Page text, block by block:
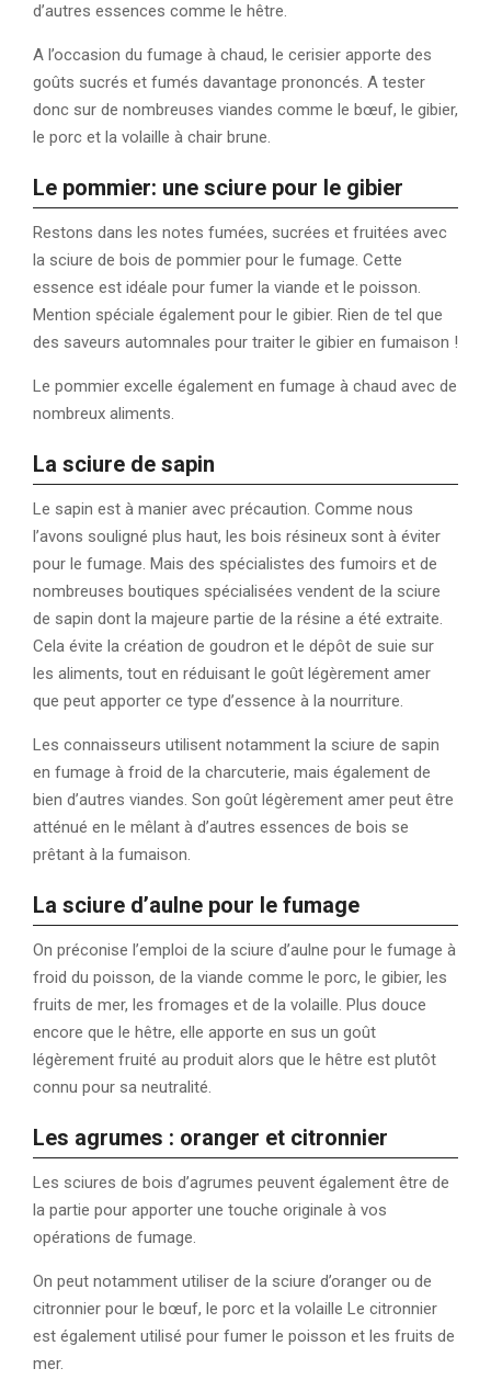
d’autres essences comme le hêtre.
A l’occasion du fumage à chaud, le cerisier apporte des
goûts sucrés et fumés davantage prononcés. A tester
donc sur de nombreuses viandes comme le bœuf, le gibier,
le porc et la volaille à chair brune.
Le pommier: une sciure pour le gibier
Restons dans les notes fumées, sucrées et fruitées avec
la sciure de bois de pommier pour le fumage. Cette
essence est idéale pour fumer la viande et le poisson.
Mention spéciale également pour le gibier. Rien de tel que
des saveurs automnales pour traiter le gibier en fumaison !
Le pommier excelle également en fumage à chaud avec de
nombreux aliments.
La sciure de sapin
Le sapin est à manier avec précaution. Comme nous
l’avons souligné plus haut, les bois résineux sont à éviter
pour le fumage. Mais des spécialistes des fumoirs et de
nombreuses boutiques spécialisées vendent de la sciure
de sapin dont la majeure partie de la résine a été extraite.
Cela évite la création de goudron et le dépôt de suie sur
les aliments, tout en réduisant le goût légèrement amer
que peut apporter ce type d’essence à la nourriture.
Les connaisseurs utilisent notamment la sciure de sapin
en fumage à froid de la charcuterie, mais également de
bien d’autres viandes. Son goût légèrement amer peut être
atténué en le mêlant à d’autres essences de bois se
prêtant à la fumaison.
La sciure d’aulne pour le fumage
On préconise l’emploi de la sciure d’aulne pour le fumage à
froid du poisson, de la viande comme le porc, le gibier, les
fruits de mer, les fromages et de la volaille. Plus douce
encore que le hêtre, elle apporte en sus un goût
légèrement fruité au produit alors que le hêtre est plutôt
connu pour sa neutralité.
Les agrumes : oranger et citronnier
Les sciures de bois d’agrumes peuvent également être de
la partie pour apporter une touche originale à vos
opérations de fumage.
On peut notamment utiliser de la sciure d’oranger ou de
citronnier pour le bœuf, le porc et la volaille Le citronnier
est également utilisé pour fumer le poisson et les fruits de
mer.